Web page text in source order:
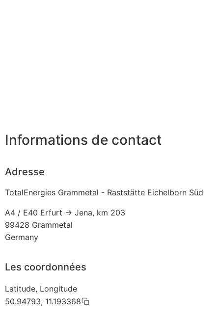
Informations de contact
Adresse
TotalEnergies Grammetal - Raststätte Eichelborn Süd
A4 / E40 Erfurt -> Jena, km 203
99428 Grammetal
Germany
Les coordonnées
Latitude, Longitude
50.94793, 11.193368